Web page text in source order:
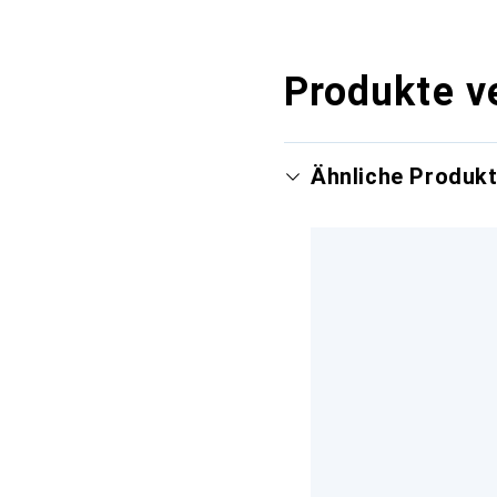
Produkte
Ähnliche